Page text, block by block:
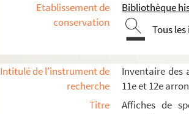
Etablissement de
conservation
Bibliothèque
Tous
Intitulé de l'instrument de
recherche
Inventaire des
11e et 12e
Titre
Affiches de
9e arrondissement
10e arrondissement